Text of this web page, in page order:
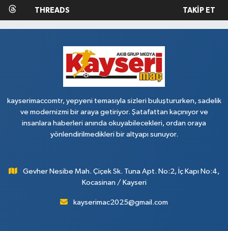
THREADS TAKIP ET
kayserimaccomtr, yepyeni temasıyla sizleri buluştururken, sadelik
ve modernizmi bir araya getiriyor. Şatafattan kaçınıyor ve
insanlara haberleri anında okuyabilecekleri, ordan oraya
yönlendirilmedikleri bir altyapı sunuyor.
Gevher Nesibe Mah. Çiçek Sk. Tuna Apt. No:2, İç Kapı No:4,
Kocasinan / Kayseri
kayserimac2025@gmail.com